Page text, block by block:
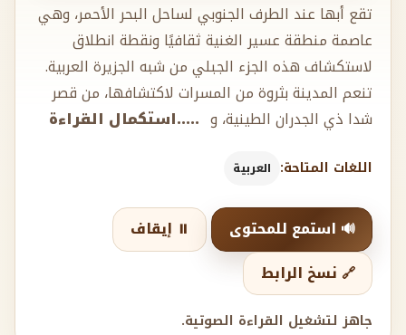
تقع أبها عند الطرف الجنوبي لساحل البحر الأحمر، وهي
عاصمة منطقة عسير الغنية ثقافيًا ونقطة انطلاق
لاستكشاف هذه الجزء الجبلي من شبه الجزيرة العربية.
تنعم المدينة بثروة من المسرات لاكتشافها، من قصر
شدا ذي الجدران الطينية، و .....استكمال القراءة
اللغات المتاحة: العربية
🔊 استمع للمحتوى
⏸️ إيقاف
🔗 نسخ الرابط
جاهز لتشغيل القراءة الصوتية.